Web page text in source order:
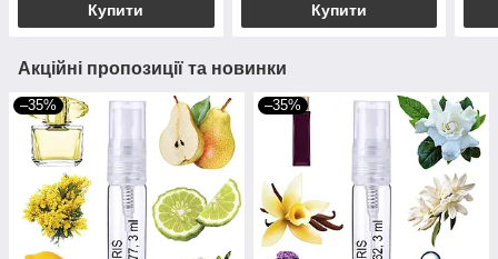
Купити Купити
Акційні пропозиції та новинки
–35% –35%